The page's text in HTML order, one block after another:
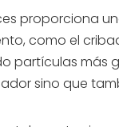
proporciona
como el
partículas más
sino que